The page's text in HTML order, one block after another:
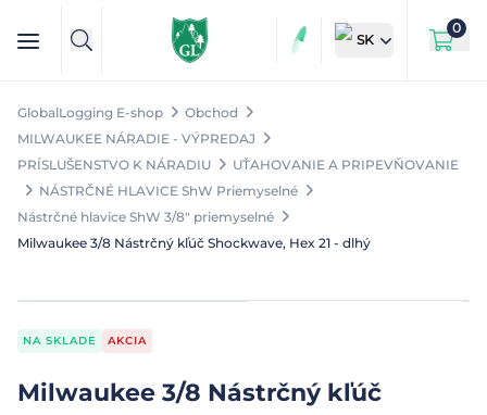
SK
0
GlobalLogging E-shop
Obchod
MILWAUKEE NÁRADIE - VÝPREDAJ
PRÍSLUŠENSTVO K NÁRADIU
UŤAHOVANIE A PRIPEVŇOVANIE
NÁSTRČNÉ HLAVICE ShW Priemyselné
Nástrčné hlavice ShW 3/8" priemyselné
Milwaukee 3/8 Nástrčný kľúč Shockwave, Hex 21 - dlhý
NA SKLADE AKCIA
Milwaukee 3/8 Nástrčný kľúč